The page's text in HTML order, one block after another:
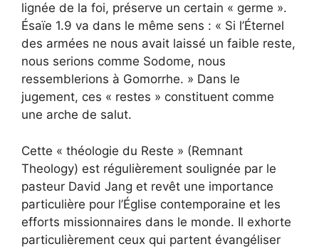
lignée de la foi, préserve un certain « germe ».
Ésaïe 1.9 va dans le même sens : « Si l’Éternel
des armées ne nous avait laissé un faible reste,
nous serions comme Sodome, nous
ressemblerions à Gomorrhe. » Dans le
jugement, ces « restes » constituent comme
une arche de salut.
Cette « théologie du Reste » (Remnant
Theology) est régulièrement soulignée par le
pasteur David Jang et revêt une importance
particulière pour l’Église contemporaine et les
efforts missionnaires dans le monde. Il exhorte
particulièrement ceux qui partent évangéliser